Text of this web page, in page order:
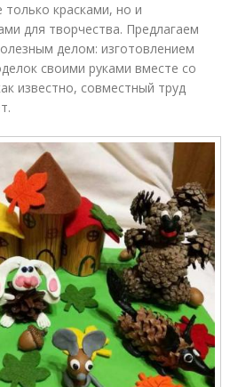
только красками, но и
для творчества. Предлагаем
делом: изготовлением
своими руками вместе со
известно, совместный труд